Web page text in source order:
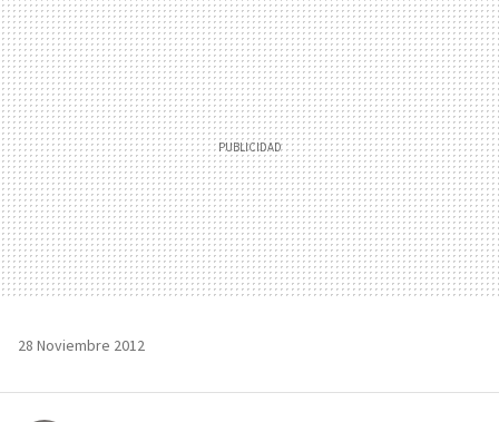
MAIL
28 Noviembre 2012